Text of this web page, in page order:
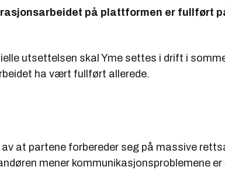
på plattformen er fullført
utsettelsen skal Yme settes i drift i
ha vært fullført allerede.
at partene forbereder seg på massive
mener kommunikasjonsproblemene er